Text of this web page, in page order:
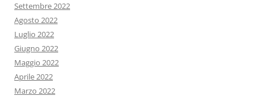
Settembre 2022
Agosto 2022
Luglio 2022
Giugno 2022
Maggio 2022
Aprile 2022
Marzo 2022